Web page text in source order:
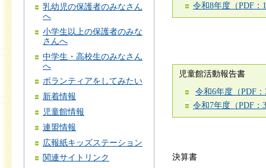
乳幼児の保護者のみなさん
へ
小学生以上の保護者のみな
さんへ
中学生・高校生のみなさん
へ
ボランティアをしてみたい
新着情報
児童館情報
連盟情報
広報紙キッズステーション
関連サイトリンク
令和8年度（PDF：
児童館活動報告書
令和6年度（PDF
令和7年度（PDF：
決算書